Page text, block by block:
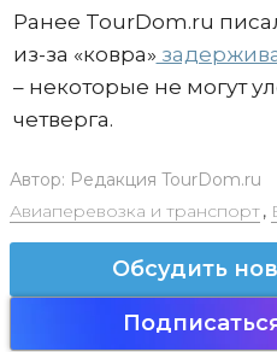
Ранее TourDom.ru
из-за «ковра»
– некоторые не могут
четверга.
Автор: Редакция TourDom.ru
Авиаперевозка и транспорт,
Обсудить